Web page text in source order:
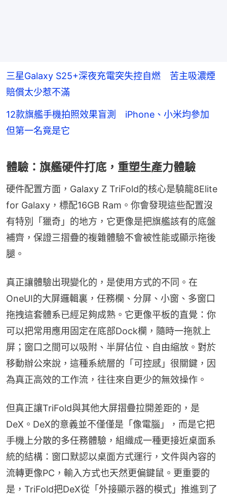
三星Galaxy S25+深夜充電突失控自燃 苦主吸濃煙
賠償太少惹不滿
12款旗艦手機拍照效果盲測 iPhone、小米均參加
但第一名竟是它
體驗：旗艦硬件打底，重塑生產力體驗
硬件配置方面，Galaxy Z TriFold的核心是驍龍8Elite
for Galaxy，標配16GB Ram。你會發現這些配置沒
有特別「獵奇」的地方，它更像是把旗艦該有的底盤
補齊，保證三摺疊的複雜體驗不會被性能或顯示拖後
腿。
真正讓體驗出現變化的，是使用方式的不同。在
OneUI的大屏邏輯裏，任務欄、分屏、小窗、多窗口
拖拽這套體系已經足夠成熟。它更像平板的直覺：你
可以把常用應用固定在底部Dock欄，隨時一拖就上
屏；窗口之間可以吸附、半屏佔位、自由縮放。對於
移動辦公來說，這種系統層的「可控感」很關鍵，因
為真正高效的工作流，往往來自更少的無效操作。
但真正讓TriFold與其他大屏摺疊拉開差距的，是
DeX。DeX的意義並不僅僅是「像電腦」，而是它把
手機上分散的多任務體驗，組織成一種更接近桌面系
統的結構：窗口默認以桌面方式運行，文件與內容的
流轉更像PC，輸入方式也天然更偏鍵鼠。更重要的
是，TriFold把DeX從「外接顯示器的模式」推進到了